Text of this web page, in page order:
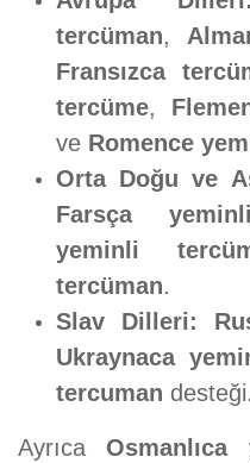
tercüman,
Fransızca
tercüme,
ve Romence
Orta Doğu ve
Farsça
yeminli
tercüman.
Slav Dilleri:
Ukraynaca
tercuman desteği.
Ayrıca